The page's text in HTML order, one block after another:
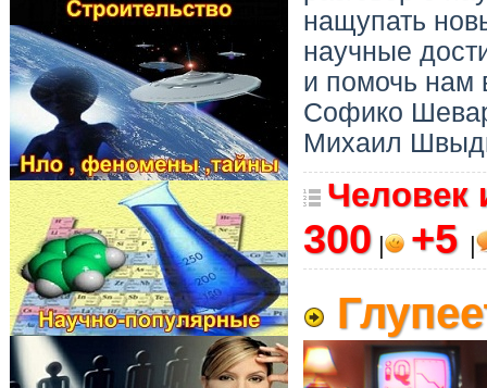
нащупать
научные
и помочь нам
Софико
Михаил
Человек
300 +5